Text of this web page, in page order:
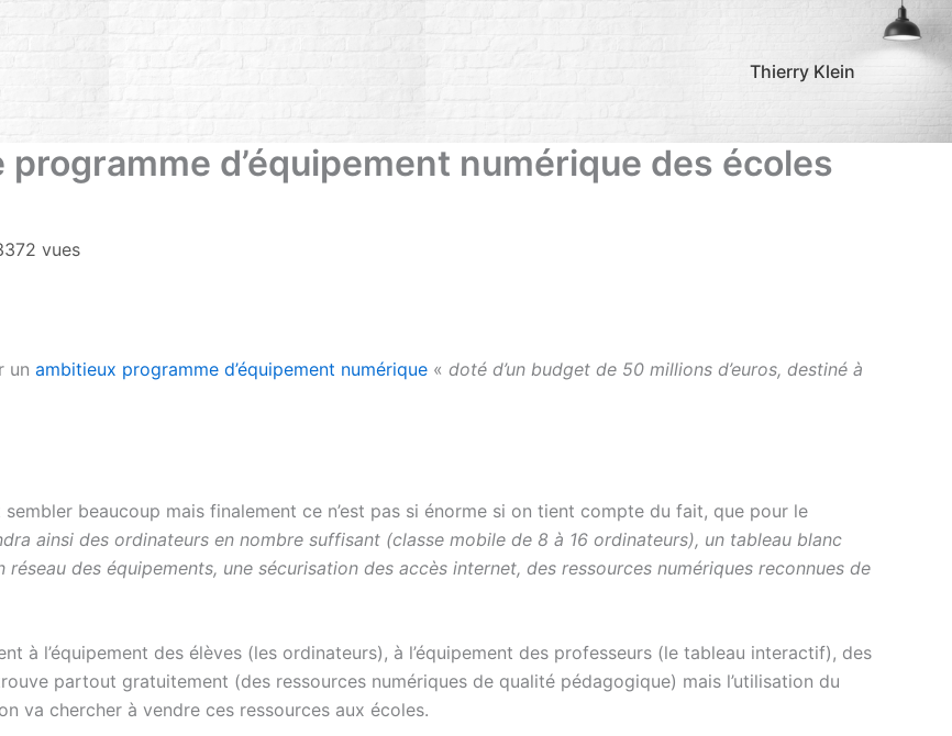
Thierry Klein
d’équipement numérique des écoles
vues
un ambitieux programme d’équipement numérique « doté d’un budget de 50 millions d’euros, destiné à
beaucoup mais finalement ce n’est pas si énorme si on tient compte du fait, que pour le
ainsi des ordinateurs en nombre suffisant (classe mobile de 8 à 16 ordinateurs), un tableau blanc
des équipements, une sécurisation des accès internet, des ressources numériques reconnues de
à l’équipement des élèves (les ordinateurs), à l’équipement des professeurs (le tableau interactif), des
partout gratuitement (des ressources numériques de qualité pédagogique) mais l’utilisation du
va chercher à vendre ces ressources aux écoles.